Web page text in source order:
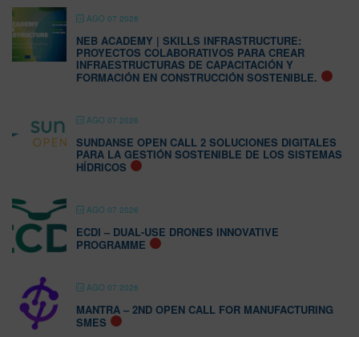
AGO 07 2026
NEB ACADEMY | SKILLS INFRASTRUCTURE:
PROYECTOS COLABORATIVOS PARA CREAR
INFRAESTRUCTURAS DE CAPACITACIÓN Y
FORMACIÓN EN CONSTRUCCIÓN SOSTENIBLE.
AGO 07 2026
SUNDANSE OPEN CALL 2 SOLUCIONES DIGITALES
PARA LA GESTIÓN SOSTENIBLE DE LOS SISTEMAS
HÍDRICOS
AGO 07 2026
ECDI – DUAL-USE DRONES INNOVATIVE
PROGRAMME
AGO 07 2026
MANTRA – 2ND OPEN CALL FOR MANUFACTURING
SMES